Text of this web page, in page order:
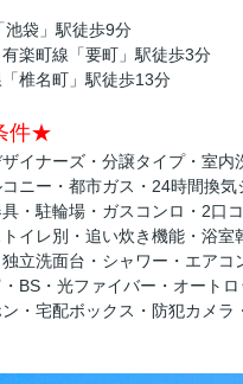
池袋」駅徒歩9分
有楽町線「要町」駅徒歩3分
「椎名町」駅徒歩13分
件★
イナーズ・分譲タイプ・室内
ニー・都市ガス・24時間換
・駐輪場・ガスコンロ・2口
イレ別・追い炊き機能・浴室
立洗面台・シャワー・エアコ
BS・光ファイバー・オート
・宅配ボックス・防犯カメラ